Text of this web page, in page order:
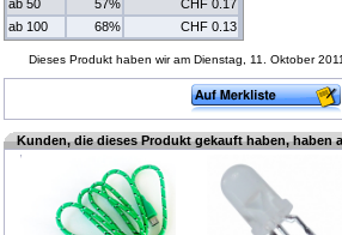
ab 50
57%
CHF 0.17
ab 100
68% CHF 0.13
Dieses Produkt haben wir am Dienstag, 11. Oktober
Kunden, die dieses Produkt gekauft haben, haben